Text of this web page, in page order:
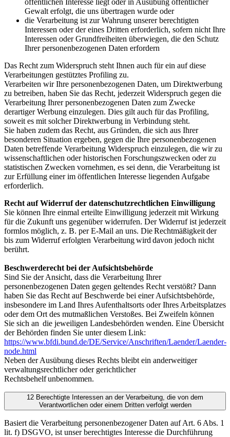
Gewalt erfolgt, die uns übertragen wurde oder
die Verarbeitung ist zur Wahrung unserer berechtigten
Interessen oder der eines Dritten erforderlich, sofern nicht Ihre
Interessen oder Grundfreiheiten überwiegen, die den Schutz
Ihrer personenbezogenen Daten erfordern
Das Recht zum Widerspruch steht Ihnen auch für ein auf diese
Verarbeitungen gestütztes Profiling zu.
Verarbeiten wir Ihre personenbezogenen Daten, um Direktwerbung
zu betreiben, haben Sie das Recht, jederzeit Widerspruch gegen die
Verarbeitung Ihrer personenbezogenen Daten zum Zwecke
derartiger Werbung einzulegen. Dies gilt auch für das Profiling,
soweit es mit solcher Direktwerbung in Verbindung steht.
Sie haben zudem das Recht, aus Gründen, die sich aus Ihrer
besonderen Situation ergeben, gegen die Ihre personenbezogenen
Daten betreffende Verarbeitung Widerspruch einzulegen, die wir zu
wissenschaftlichen oder historischen Forschungszwecken oder zu
statistischen Zwecken vornehmen, es sei denn, die Verarbeitung ist
zur Erfüllung einer im öffentlichen Interesse liegenden Aufgabe
erforderlich.
Recht auf Widerruf der datenschutzrechtlichen Einwilligung
Sie können Ihre einmal erteilte Einwilligung jederzeit mit Wirkung
für die Zukunft uns gegenüber widerrufen. Der Widerruf ist jederzeit
formlos möglich, z. B. per E-Mail an uns. DieRechtmäßigkeitder
bis zum Widerruf erfolgten Verarbeitungwird davon jedoch nicht
berührt.
Beschwerderecht bei der Aufsichtsbehörde
Sind Sie der Ansicht, dass die Verarbeitung Ihrer
personenbezogenen Daten gegen geltendes Recht verstößt? Dann
haben Sie das Recht auf Beschwerde bei einer Aufsichtsbehörde,
insbesondere im Land Ihres Aufenthaltsorts oder Ihres Arbeitsplatzes
oder dem Ort des mutmaßlichen Verstoßes. Bei Zweifeln können
Sie sich an die jeweiligen Landesbehörden wenden. Eine Übersicht
der Behörden finden Sie unter diesem Link:
https://www.bfdi.bund.de/DE/Service/Anschriften/Laender/Laender-
node.html
Neben der Ausübung dieses Rechts bleibt ein anderweitiger
verwaltungsrechtlicher oder gerichtlicher
Rechtsbehelf unbenommen.
12 Berechtigte Interessen an der Verarbeitung, die von dem
Verantwortlichen oder einem Dritten verfolgt werden
Basiert die Verarbeitung personenbezogener Daten aufArt. 6 Abs. 1
lit. f) DSGVO, ist unser berechtigtes Interesse die Durchführung